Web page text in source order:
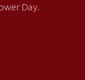
Day.